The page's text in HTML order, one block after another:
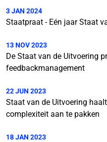
3 JAN 2024
Staatpraat - Eén jaar Staat
13 NOV 2023
De Staat van de Uitvoering
feedbackmanagement
22 JUN 2023
Staat van de Uitvoering
complexiteit aan te pakken
18 JAN 2023